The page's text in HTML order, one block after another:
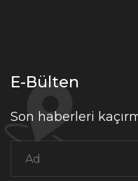
E-Bülten
Son haberleri